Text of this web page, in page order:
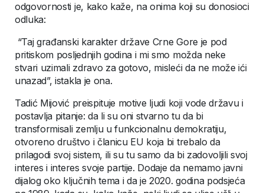
odgovornosti je, kako kaže, na onima koji su donosioci
odluka:
“Taj građanski karakter države Crne Gore je pod
pritiskom posljednjih godina i mi smo možda neke
stvari uzimali zdravo za gotovo, misleći da ne može ići
unazad”, istakla je ona.
Tadić Mijović preispituje motive ljudi koji vode državu i
postavlja pitanje: da li su oni stvarno tu da bi
transformisali zemlju u funkcionalnu demokratiju,
otvoreno društvo i članicu EU koja bi trebalo da
prilagodi svoj sistem, ili su tu samo da bi zadovoljili svoj
interes i interes svoje partije. Dodaje da nemamo javni
dijalog oko ključnih tema i da je 2020. godina podsjeća